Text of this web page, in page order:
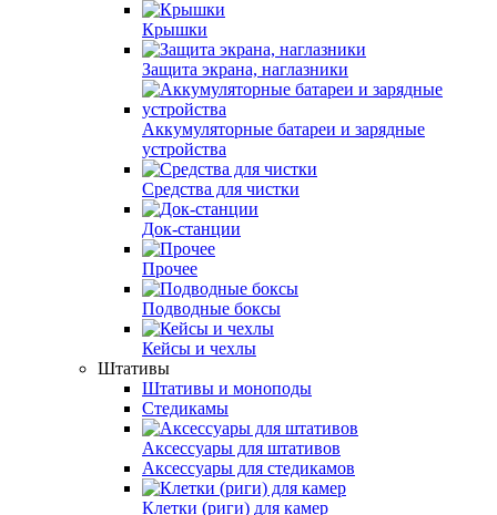
Крышки
Защита экрана, наглазники
Аккумуляторные батареи и зарядные
устройства
Средства для чистки
Док-станции
Прочее
Подводные боксы
Кейсы и чехлы
Штативы
Штативы и моноподы
Стедикамы
Аксессуары для штативов
Аксессуары для стедикамов
Клетки (риги) для камер